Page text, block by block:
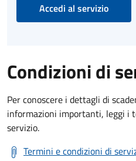
Accedi al servizio
Condizioni di
Per conoscere i dettagli di
informazioni importanti, leggi i
servizio.
Termini e condizioni di